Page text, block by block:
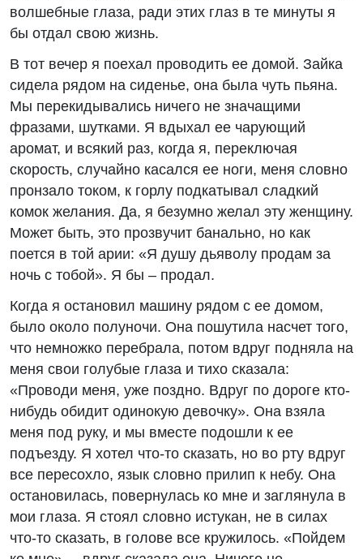
волшебные глаза, ради этих глаз в те минуты я
бы отдал свою жизнь.
В тот вечер я поехал проводить ее домой. Зайка
сидела рядом на сиденье, она была чуть пьяна.
Мы перекидывались ничего не значащими
фразами, шутками. Я вдыхал ее чарующий
аромат, и всякий раз, когда я, переключая
скорость, случайно касался ее ноги, меня словно
пронзало током, к горлу подкатывал сладкий
комок желания. Да, я безумно желал эту женщину.
Может быть, это прозвучит банально, но как
поется в той арии: «Я душу дьяволу продам за
ночь с тобой». Я бы – продал.
Когда я остановил машину рядом с ее домом,
было около полуночи. Она пошутила насчет того,
что немножко перебрала, потом вдруг подняла на
меня свои голубые глаза и тихо сказала:
«Проводи меня, уже поздно. Вдруг по дороге кто-
нибудь обидит одинокую девочку». Она взяла
меня под руку, и мы вместе подошли к ее
подъезду. Я хотел что-то сказать, но во рту вдруг
все пересохло, язык словно прилип к небу. Она
остановилась, повернулась ко мне и заглянула в
мои глаза. Я стоял словно истукан, не в силах
что-то сказать, в голове все кружилось. «Пойдем